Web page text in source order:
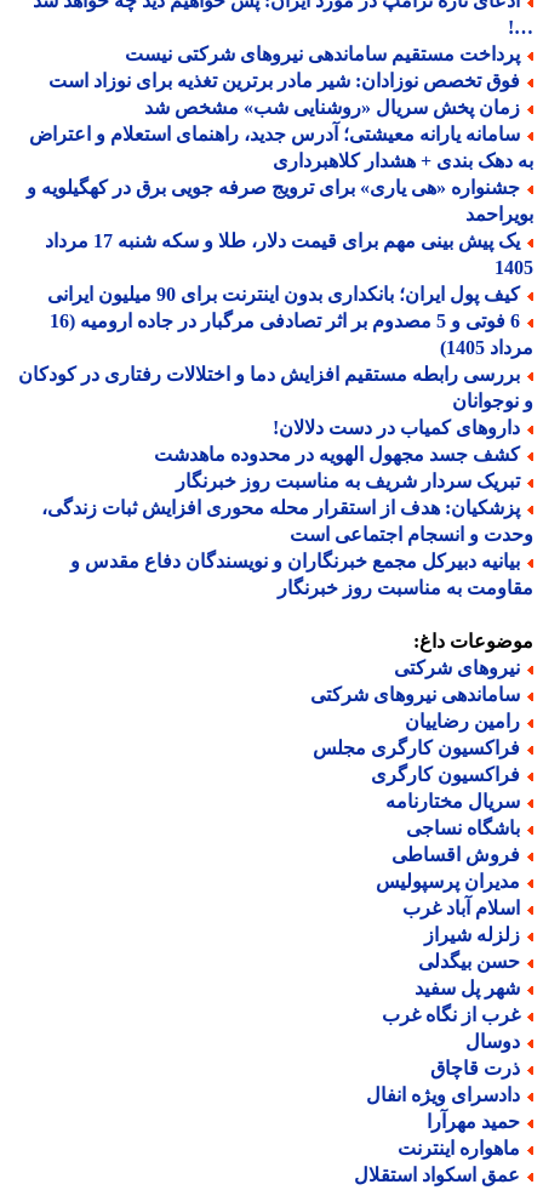
مستقیم ساماندهی نیروهای شرکتی نیست
تخصص نوزادان: شیر مادر برترین تغذیه برای نوزاد است
پخش سریال «روشنایی شب» مشخص شد
یارانه معیشتی؛ آدرس جدید، راهنمای استعلام و اعتراض
دهک بندی + هشدار کلاهبرداری
«هی یاری» برای ترویج صرفه جویی برق در کهگیلویه و
یک پیش بینی مهم برای قیمت دلار، طلا و سکه شنبه 17 مرداد
پول ایران؛ بانکداری بدون اینترنت برای 90 میلیون ایرانی
6 فوتی و 5 مصدوم بر اثر تصادفی مرگبار در جاده ارومیه (16
1405)
رابطه مستقیم افزایش دما و اختلالات رفتاری در کودکان
کمیاب در دست دلالان!
جسد مجهول الهویه در محدوده ماهدشت
سردار شریف به مناسبت روز خبرنگار
هدف از استقرار محله محوری افزایش ثبات زندگی،
و انسجام اجتماعی است
دبیرکل مجمع خبرنگاران و نویسندگان دفاع مقدس و
به مناسبت روز خبرنگار
داغ:
شرکتی
نیروهای شرکتی
رضاییان
کارگری مجلس
کارگری
مختارنامه
نساجی
اقساطی
پرسپولیس
آباد غرب
شیراز
بیگدلی
پل سفید
از نگاه غرب
قاچاق
ویژه انفال
مهرآرا
اینترنت
اسکواد استقلال